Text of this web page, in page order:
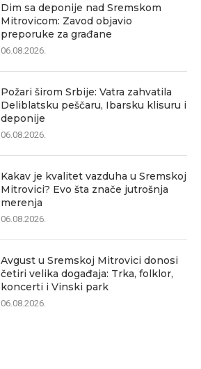
Dim sa deponije nad Sremskom
Mitrovicom: Zavod objavio
preporuke za građane
06.08.2026.
Požari širom Srbije: Vatra zahvatila
Deliblatsku peščaru, Ibarsku klisuru i
deponije
06.08.2026.
Kakav je kvalitet vazduha u Sremskoj
Mitrovici? Evo šta znače jutrošnja
merenja
06.08.2026.
Avgust u Sremskoj Mitrovici donosi
četiri velika događaja: Trka, folklor,
koncerti i Vinski park
06.08.2026.